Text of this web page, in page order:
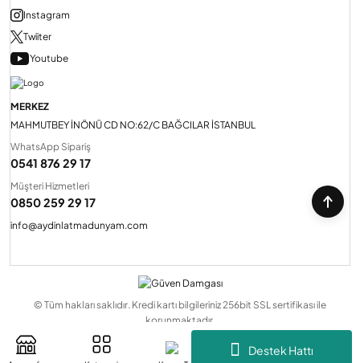
Destek Hattı
Instagram
Twiiter
Youtube
MERKEZ
MAHMUTBEY İNÖNÜ CD NO:62/C BAĞCILAR İSTANBUL
WhatsApp Sipariş
0541 876 29 17
Müşteri Hizmetleri
0850 259 29 17
info@aydinlatmadunyam.com
© Tüm hakları saklıdır. Kredi kartı bilgileriniz 256bit SSL sertifikası ile
korunmaktadır.